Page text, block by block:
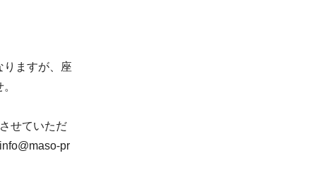
ますが、座
せていただ
pr